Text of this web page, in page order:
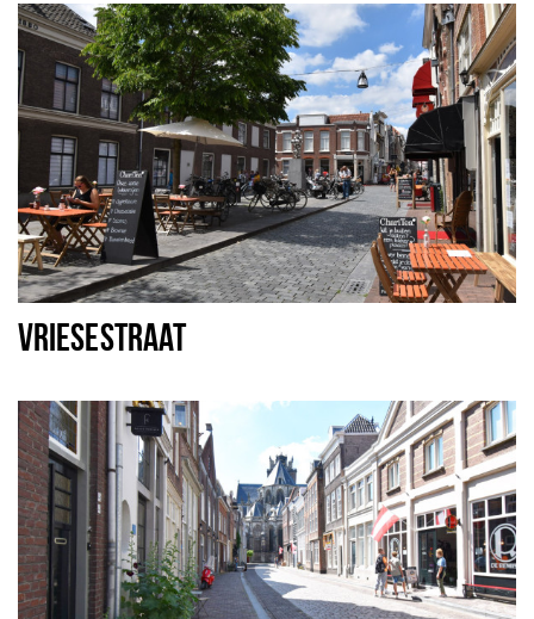
VRIESESTRAAT